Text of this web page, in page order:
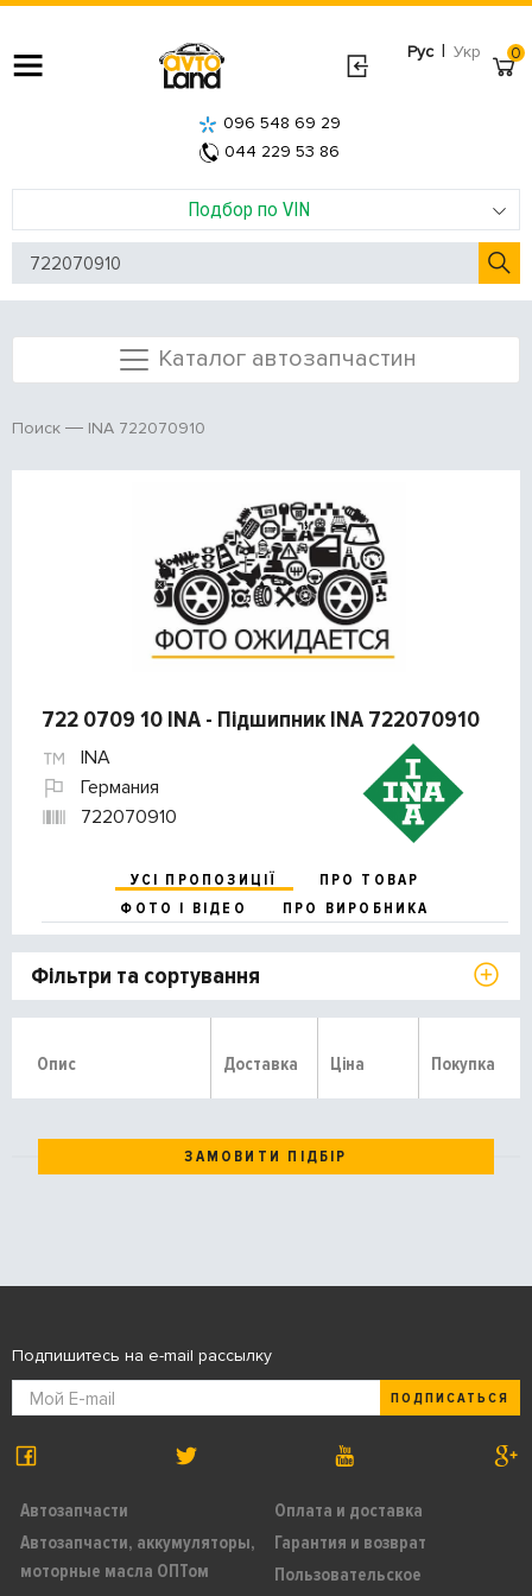
Рус | Укр
Подбор по VIN
096 548 69 29
044 229 53 86
0
Каталог автозапчастин
Поиск INA 722070910
722 0709 10 INA - Підшипник INA 722070910
INA
Германия
722070910
УСІ ПРОПОЗИЦІЇ
ПРО ТОВАР
ФОТО І ВІДЕО
ПРО ВИРОБНИКА
Фільтри та сортування
Опис Доставка Ціна Покупка
ЗАМОВИТИ ПІДБІР
Автозапчасти
Автозапчасти, аккумуляторы,
моторные масла ОПТом
Оплата и доставка
Гарантия и возврат
Пользовательское
Подпишитесь на e-mail рассылку
ПОДПИСАТЬСЯ